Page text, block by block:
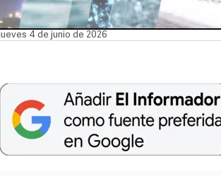
4 de junio de 2026